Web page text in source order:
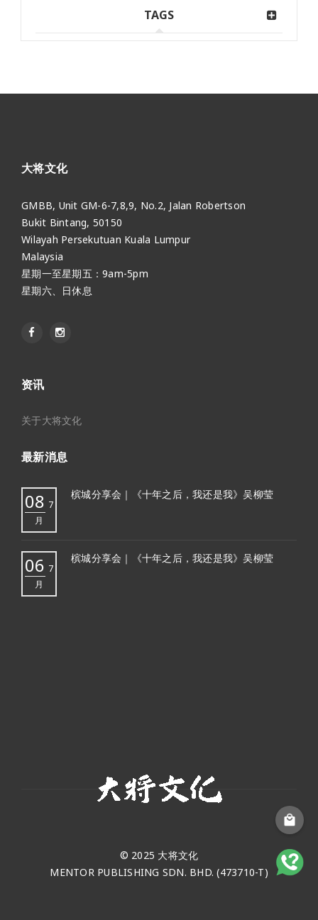
TAGS
大将文化
GMBB, Unit GM-6-7,8,9, No.2, Jalan Robertson
Bukit Bintang, 50150
Wilayah Persekutuan Kuala Lumpur
Malaysia
星期一至星期五：9am-5pm
星期六、日休息
资讯
关于大将文化
最新消息
08 7
月
槟城分享会｜《十年之后，我还是我》吴柳莹
06 7
月
槟城分享会｜《十年之后，我还是我》吴柳莹
© 2025 大将文化
MENTOR PUBLISHING SDN. BHD. (473710-T)